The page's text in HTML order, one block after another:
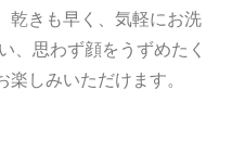
乾きも早く、気軽にお洗
、思わず顔をうずめたく
しみいただけます。